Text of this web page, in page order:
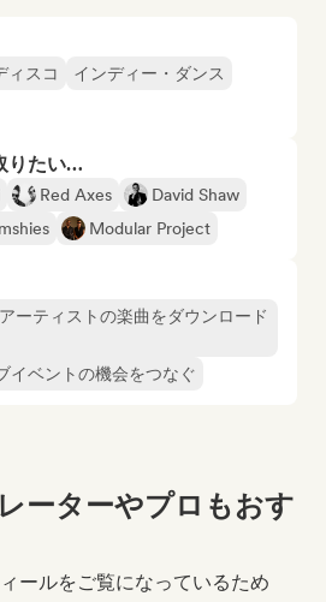
ィスコ
インディー・ダンス
りたい…
Red Axes
David Shaw
Modular Project
ーティストの楽曲をダウンロード
イベントの機会をつなぐ
ーターやプロもおす
ールをご覧になっているため